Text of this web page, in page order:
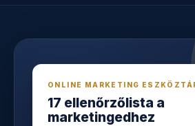
ONLINE MARKETING
17 ellenőrzőlista a
marketingedhez